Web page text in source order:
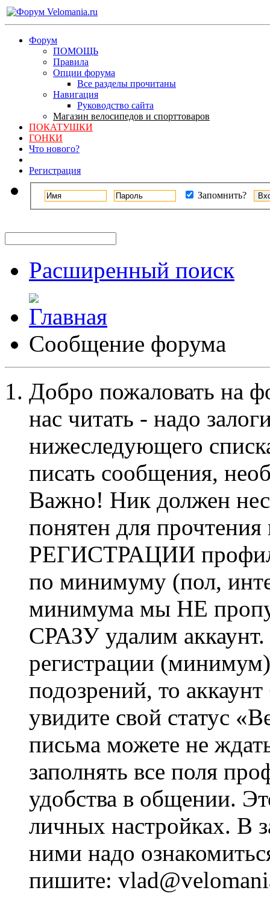
Форум
ПОМОЩЬ
Правила
Опции форума
Все разделы прочитаны
Навигация
Руководство сайта
Магазин велосипедов и спорттоваров
ПОКАТУШКИ
ГОНКИ
Что нового?
Регистрация
Запомнить?
Расширенный поиск
Сообщение форума
Добро пожаловать на
нас читать - надо
нижеследующего
писать сообщения,
Важно! Ник должен
понятен для
РЕГИСТРАЦИИ профиль
по минимуму (пол,
минимума мы НЕ
СРАЗУ удалим
регистрации
подозрений, то
увидите свой статус
письма можете не
заполнять все поля
удобства в общении.
личных настройках. В
ними надо
пишите: